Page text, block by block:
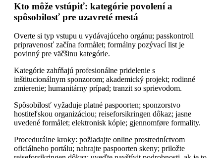
Kto môže vstúpiť: kategórie povolení a
spôsobilosť pre uzavreté mestá
Overte si typ vstupu u vydávajúceho orgánu; passkontroll
pripravenosť začína formålet; formálny pozývací list je
povinný pre väčšinu kategórie.
Kategórie zahŕňajú profesionálne pridelenie s
inštitucionálnym sponzorom; akademický projekt; rodinné
zmierenie; humanitárny prípad; tranzit so sprievodom.
Spôsobilosť vyžaduje platné paspoorten; sponzorstvo
hostiteľskou organizáciou; reiseforsikringen dôkaz; jasne
uvedené formålet; elektronisk kópie; gjennomføre formality.
Procedurálne kroky: požiadajte online prostredníctvom
oficiálneho portálu; nahrajte paspoorten skeny; priložte